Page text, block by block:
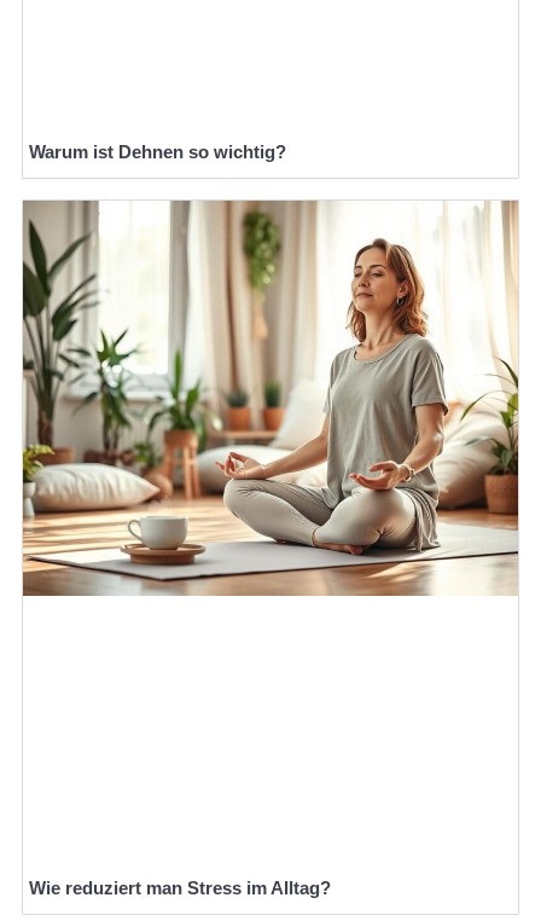
Warum ist Dehnen so wichtig?
Wie reduziert man Stress im Alltag?